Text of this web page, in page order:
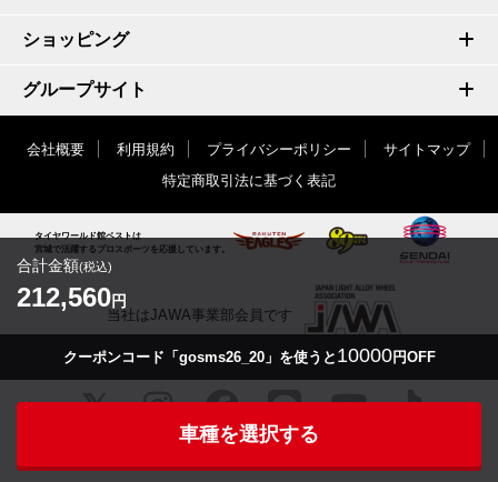
合計金額(税込)
212,560円
クーポンコード「gosms26_20」を使うと 10000円OFF
車種を選択する
ショッピング
グループサイト
会社概要 利用規約 プライバシーポリシー
サイトマップ
特定商取引法に基づく表記
タイヤワールド館ベストは
宮城で活躍するプロスポーツを応援しています。
当社はJAWA事業部会員です